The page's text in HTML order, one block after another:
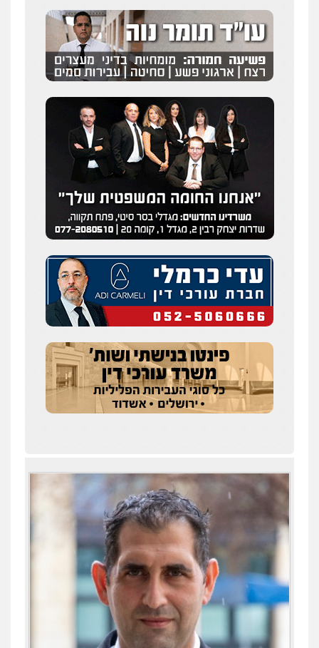
עו"ד תומר נוה
0505216700
עו"ד שלומי שרון
פלילי צבאי מעצרים וחקירות
0547342002
עו"ד אלון קריטי
פלילי כלכלי אלימות סמים מעצרים
0525544654
מנשה, אלמוג – עורכי דין
פלילי עבירות תנועה צווארון לבן תעבורה
עורכי דין לענייני אסירים מעצרים וחקירות
0546470989
עו"ד זוהר ארבל
פלילי פשיעה חמורה מעצרים וחקירות
קטינים
עו"ד אסף דוק
פלילי עבירות מין סמים והימורים פשיעה
חמורה חקירות ומעצרים צווארון לבן והונאה
0526885006
משפט פלילי פשיעה חמורה מעצרים
וחקירות צבאי תעבורה
0544218336
עו"ד שאדי כבהא
פלילי עורכי דין לענייני אסירים
0525556970
משרד עורכי דין חן ברוך
פלילי דיני תעבורה מעצרים וחקירות